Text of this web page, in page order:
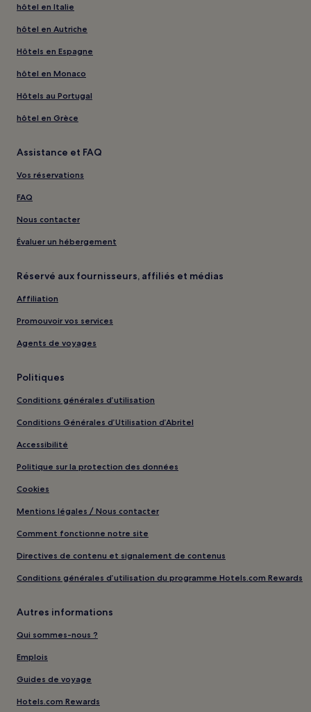
hôtel en Italie
hôtel en Autriche
Hôtels en Espagne
hôtel en Monaco
Hôtels au Portugal
hôtel en Grèce
Assistance et FAQ
Vos réservations
FAQ
Nous contacter
Évaluer un hébergement
Réservé aux fournisseurs, affiliés et médias
Affiliation
Promouvoir vos services
Agents de voyages
Politiques
Conditions générales d’utilisation
Conditions Générales d’Utilisation d’Abritel
Accessibilité
Politique sur la protection des données
Cookies
Mentions légales / Nous contacter
Comment fonctionne notre site
Directives de contenu et signalement de contenus
Conditions générales d’utilisation du programme Hotels.com Rewards
Autres informations
Qui sommes-nous ?
Emplois
Guides de voyage
Hotels.com Rewards